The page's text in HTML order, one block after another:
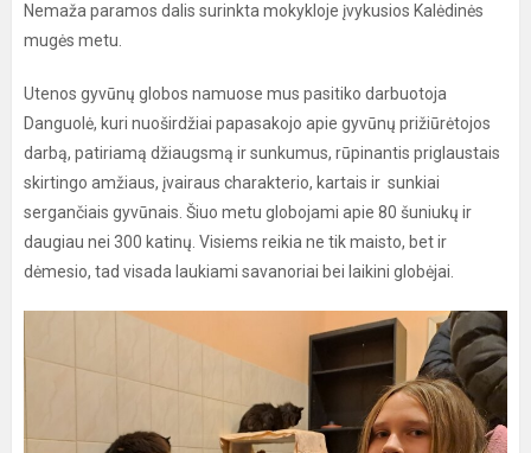
Nemaža paramos dalis surinkta mokykloje įvykusios Kalėdinės
mugės metu.
Utenos gyvūnų globos namuose mus pasitiko darbuotoja
Danguolė, kuri nuoširdžiai papasakojo apie gyvūnų prižiūrėtojos
darbą, patiriamą džiaugsmą ir sunkumus, rūpinantis priglaustais
skirtingo amžiaus, įvairaus charakterio, kartais ir sunkiai
sergančiais gyvūnais. Šiuo metu globojami apie 80 šuniukų ir
daugiau nei 300 katinų. Visiems reikia ne tik maisto, bet ir
dėmesio, tad visada laukiami savanoriai bei laikini globėjai.